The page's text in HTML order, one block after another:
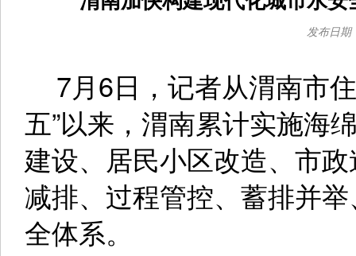
发布日期
7月6日，记者从渭南市
五”以来，渭南累计实施海
建设、居民小区改造、市
减排、过程管控、蓄排并
全体系。